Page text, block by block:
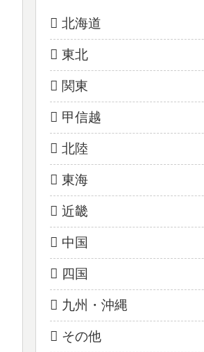
北海道
東北
関東
甲信越
北陸
東海
近畿
中国
四国
九州・沖縄
その他